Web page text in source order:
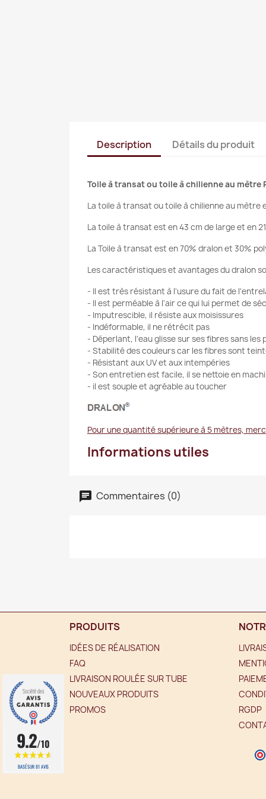
Description Détails du produit
Toile à transat ou toile à chilienne au mètre
La toile à transat ou toile à chilienne au mètre
La toile à transat est en 43 cm de large et en
La Toile à transat est en 70% dralon et 30%
Les caractéristiques et avantages du dralon
- Il est très résistant à l'usure du fait de
- Il est perméable à l'air ce qui lui permet de
- Imputrescible, il résiste aux moisissures
- Indéformable, il ne rétrécit pas
- Déperlant, l'eau glisse sur ses fibres sans
- Stabilité des couleurs car les fibres sont
- Résistant aux UV et aux intempéries
- Son entretien est facile, il se nettoie en
- il est souple et agréable au toucher
Pour une quantité supérieure à 5 mètres,
Informations utiles
Commentaires (0)
PRODUITS
IDÉES DE RÉALISATION
FAQ
LIVRAISON ROULÉE SUR TUBE
NOUVEAUX PRODUITS
PROMOS
RGDP
9.2/10
BASÉ SUR 81 AVIS